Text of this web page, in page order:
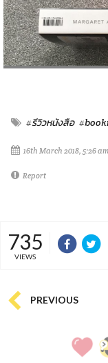
#รีวิวหนังสือ
16th March 2018, 5:26 am
Report
735
VIEWS
PREVIOUS